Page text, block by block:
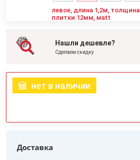
левое, длина 1,2м, толщина
плитки 12мм, мatt
Нашли дешевле?
Сделаем скидку
нет в наличии
Доставка